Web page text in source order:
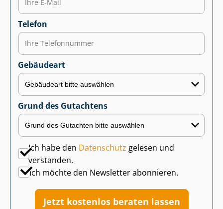
Telefon
Gebäudeart
Grund des Gutachtens
Ich habe den Datenschutz gelesen und
verstanden.
Ich möchte den Newsletter abonnieren.
Jetzt kostenlos beraten lassen